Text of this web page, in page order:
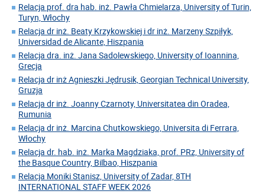
Relacja prof. dra hab. inż. Pawła Chmielarza, University of Turin,
Turyn, Włochy
Relacja dr inż. Beaty Krzykowskiej i dr inż. Marzeny Szpiłyk,
Universidad de Alicante, Hiszpania
Relacja dra. inż. Jana Sadolewskiego, University of Ioannina,
Grecja
Relacja dr inż Agnieszki Jędrusik, Georgian Technical University,
Gruzja
Relacja dr inż. Joanny Czarnoty, Universitatea din Oradea,
Rumunia
Relacja dr inż. Marcina Chutkowskiego, Universita di Ferrara,
Włochy
Relacja dr. hab. inż. Marka Magdziaka, prof. PRz, University of
the Basque Country, Bilbao, Hiszpania
Relacja Moniki Stanisz, University of Zadar, 8TH
INTERNATIONAL STAFF WEEK 2026